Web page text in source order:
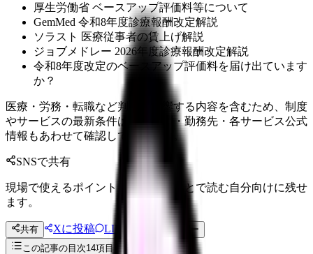
厚生労働省 ベースアップ評価料等について
GemMed 令和8年度診療報酬改定解説
ソラスト 医療従事者の賃上げ解説
ジョブメドレー 2026年度診療報酬改定解説
令和8年度改定のベースアップ評価料を届け出ています
か？
医療・労務・転職など判断に影響する内容を含むため、制度
やサービスの最新条件は公的機関・勤務先・各サービス公式
情報もあわせて確認してください。
SNSで共有
現場で使えるポイントを、同僚やあとで読む自分向けに残せ
ます。
共有 Xに投稿 LINE
投稿文コピー
この記事の目次14項目